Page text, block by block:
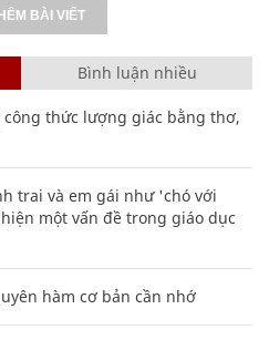
BÀI VIẾT
Bình luận nhiều
công thức lượng giác bằng thơ,
trai và em gái như 'chó với
một vấn đề trong giáo dục
hàm cơ bản cần nhớ